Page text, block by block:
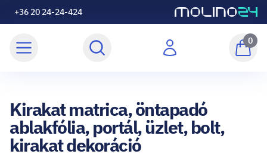
+36 20 24-24-424
0
Kirakat matrica, öntapadó
ablakfólia, portál, üzlet, bolt,
kirakat dekoráció